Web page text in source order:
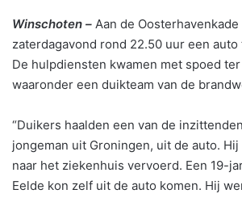
Winschoten – Aan de
zaterdagavond rond 22.50 uur een
De hulpdiensten kwamen met spoed
waaronder een duikteam van de
“Duikers haalden een van de
jongeman uit Groningen, uit de auto.
naar het ziekenhuis vervoerd. Een 19-
Eelde kon zelf uit de auto komen. Hij